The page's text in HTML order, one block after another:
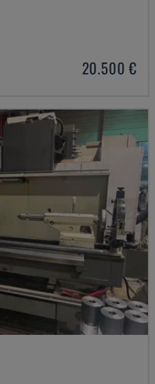
20.500 €